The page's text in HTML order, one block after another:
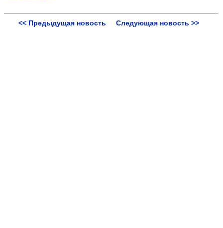
<< Предыдущая новость Следующая новость >>